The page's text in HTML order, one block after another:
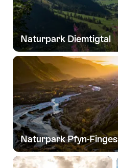
Naturpark Diemtigtal
Naturpark Pfyn-Finges